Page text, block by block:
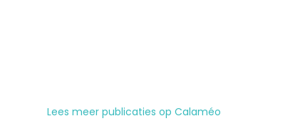
Lees meer publicaties op Calaméo